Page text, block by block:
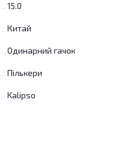
15.0
Китай
Одинарний гачок
Пількери
Kalipso